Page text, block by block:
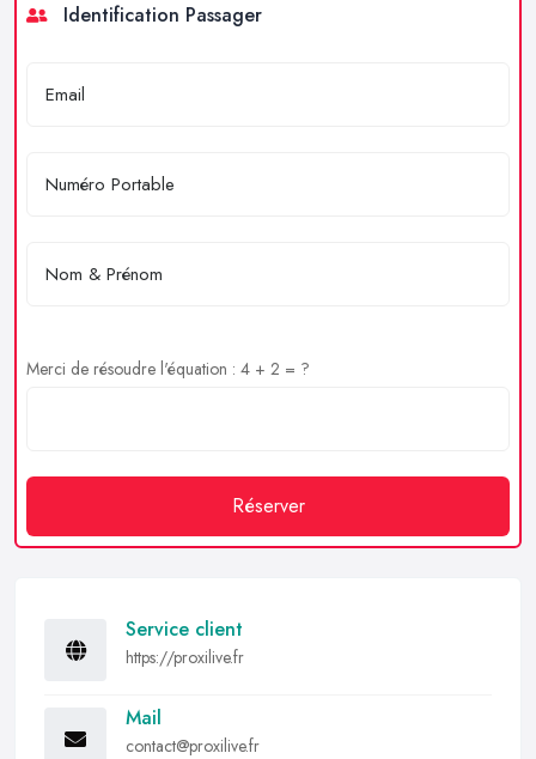
Identification Passager
Merci de résoudre l'équation : 4 + 2 = ?
Réserver
Service client
https://proxilive.fr
Mail
contact@proxilive.fr